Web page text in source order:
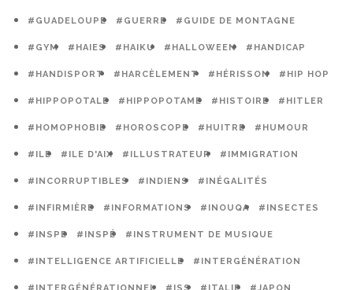
#GUADELOUPE #GUERRE #GUIDE DE MONTAGNE
#GYM #HAIES #HAIKU #HALLOWEEN #HANDICAP
#HANDISPORT #HARCÈLEMENT #HÉRISSON #HIP HOP
#HIPPOPOTALE #HIPPOPOTAME #HISTOIRE #HITLER
#HOMOPHOBIE #HOROSCOPE #HUITRE #HUMOUR
#ILE #ILE D'AIX #ILLUSTRATEUR #IMMIGRATION
#INCORRUPTIBLES #INDIENS #INÉGALITÉS
#INFIRMIÈRE #INFORMATIONS #INOUQA #INSECTES
#INSPE #INSPÉ #INSTRUMENT DE MUSIQUE
#INTELLIGENCE ARTIFICIELLE #INTERGÉNÉRATION